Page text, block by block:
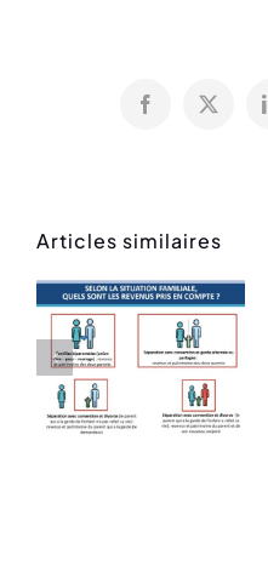
Facebook
X
Articles similaires
Rentrée
des
classes